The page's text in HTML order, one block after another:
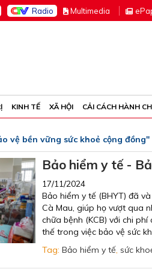
Radio Multimedia eP
KINH TẾ XÃ HỘI CẢI CÁCH HÀNH
vệ bền vững sức khoẻ cộng đồng"
Bảo hiểm y tế -
17/11/2024
Bảo hiểm y tế (BHYT) đã
Cà Mau, giúp họ vượt qua
chữa bệnh (KCB) với chi
thế trong việc bảo vệ sức
Tag: Bảo hiểm y tế, sức